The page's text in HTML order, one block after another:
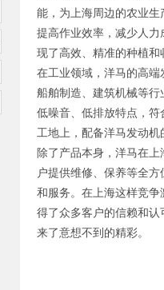
能，为上海周边的农业
提高作业效率，减少人
现了高效、精准的种植和
在工业领域，洋马的高
船舶制造、建筑机械等
低噪音、低排放特点，
工地上，配备洋马发动
除了产品本身，洋马在
户提供维修、保养等全
和服务。在上海这样竞
得了众多客户的信赖和
来了意想不到的精彩。